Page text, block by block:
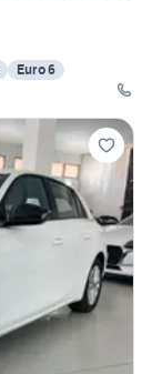
Euro 6